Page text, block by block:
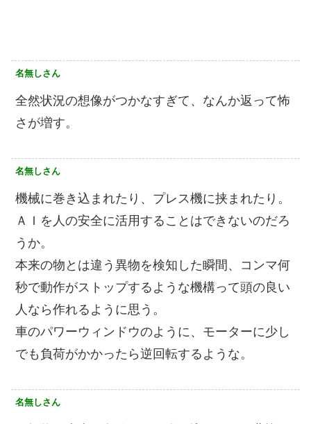
名無しさん
全然状況の想像がつかなすぎて、なんか返って怖
さが増す。
名無しさん
機械に巻き込まれたり、プレス機に挟まれたり。
ＡＩを人の安全に活用することはできないのだろ
うか。
本来の物とは違う異物を検知した瞬間、コンマ何
秒で動作がストップするような機構って頭の良い
人なら作れるように思う。
車のパワーウィンドウのように、モーターに少し
でも負荷がかかったら逆回転するような。
名無しさん